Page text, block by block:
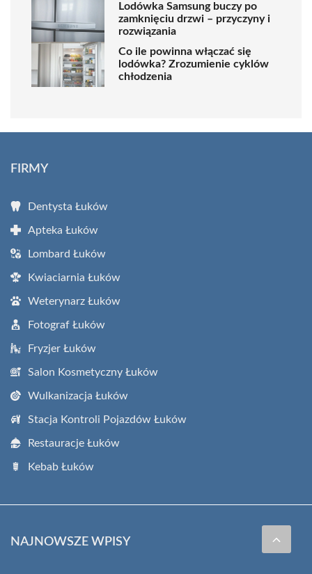
Lodówka Samsung buczy po
zamknięciu drzwi – przyczyny i
rozwiązania
Co ile powinna włączać się
lodówka? Zrozumienie cyklów
chłodzenia
FIRMY
Dentysta Łuków
Apteka Łuków
Lombard Łuków
Kwiaciarnia Łuków
Weterynarz Łuków
Fotograf Łuków
Fryzjer Łuków
Salon Kosmetyczny Łuków
Wulkanizacja Łuków
Stacja Kontroli Pojazdów Łuków
Restauracje Łuków
Kebab Łuków
NAJNOWSZE WPISY